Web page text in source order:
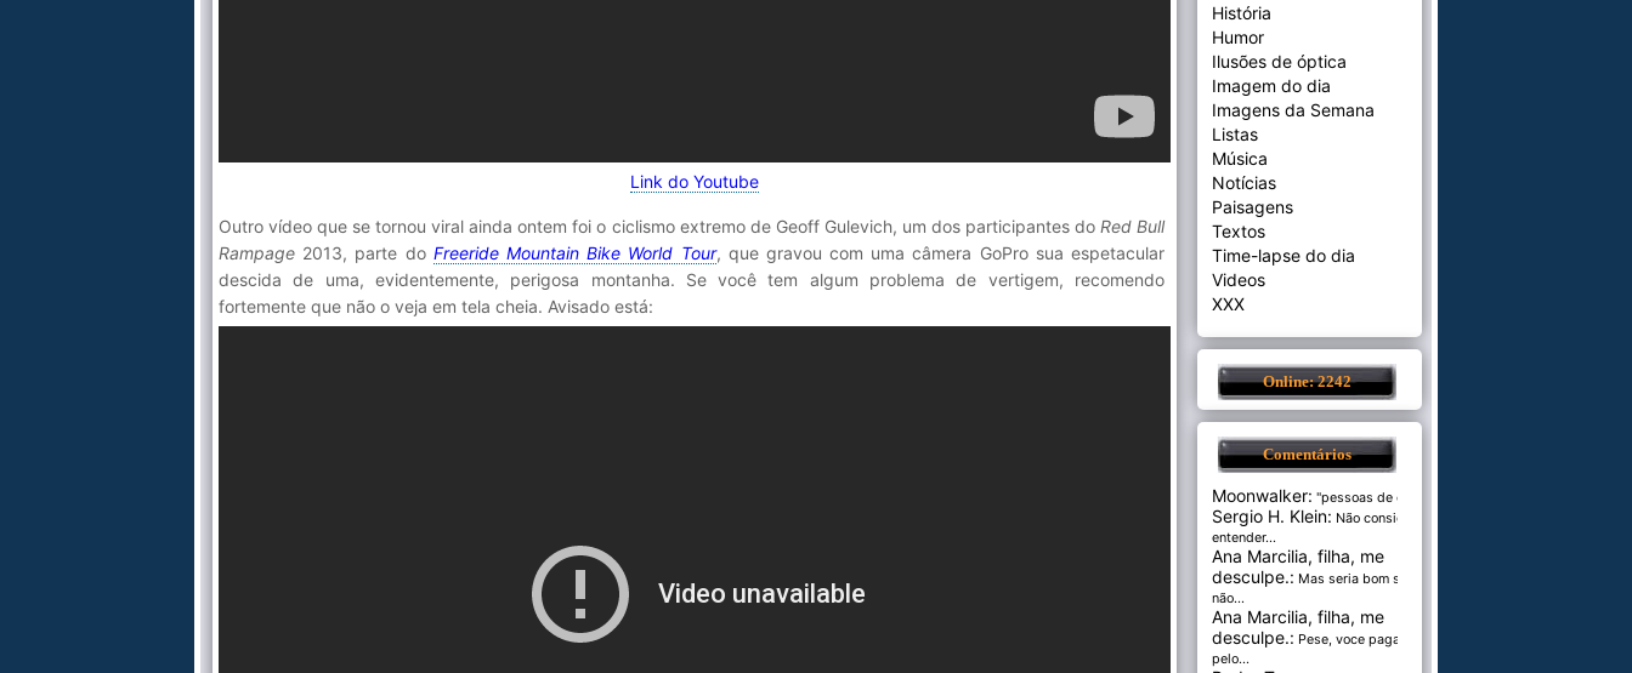
Link do Youtube
Outro vídeo que se tornou viral ainda ontem foi o ciclismo extremo de Geoff Gulevich, um dos participantes do Red Bull
Rampage 2013, parte do Freeride Mountain Bike World Tour, que gravou com uma câmera GoPro sua espetacular
descida de uma, evidentemente, perigosa montanha. Se você tem algum problema de vertigem, recomendo
fortemente que não o veja em tela cheia. Avisado está:
História
Humor
Ilusões de óptica
Imagem do dia
Imagens da Semana
Listas
Música
Notícias
Paisagens
Textos
Time-lapse do dia
Videos
XXX
Online: 2242
Comentários
Moonwalker: "pessoas de cer...
Sergio H. Klein: Não consigo
entender...
Ana Marcilia, filha, me
desculpe.: Mas seria bom se
não...
Ana Marcilia, filha, me
desculpe.: Pese, voce paga
pelo...